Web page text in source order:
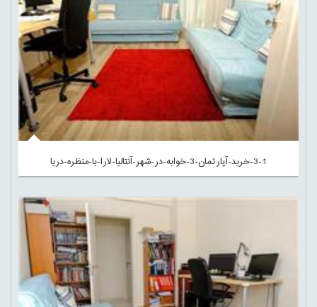
3-1-خرید-آپارتمان-3-خوابه-در-شهر-آنتالیا-لارا-با-منظره-دریا